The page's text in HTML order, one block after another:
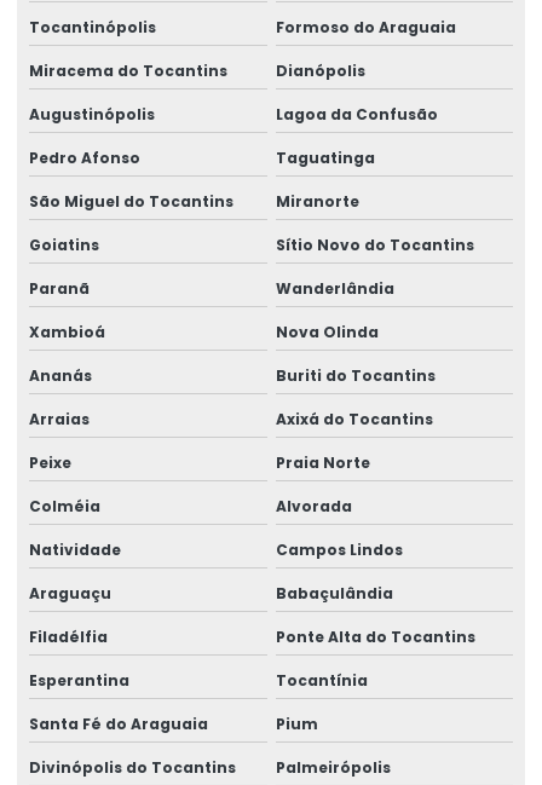
Talha Elétrica Para Elevação De Carga
Talhas Elétricas Amazonia E Região Norte
Talhas Elétricas Para Movimentação De Cargas
Venda De Braço Giratório Brevil
Venda De Carros De Transferência No Pará
Tocantinópolis Formoso do Araguaia
Miracema do Tocantins Dianópolis
Augustinópolis Lagoa da Confusão
Pedro Afonso Taguatinga
São Miguel do Tocantins Miranorte
Goiatins Sítio Novo do Tocantins
Paranã Wanderlândia
Xambioá Nova Olinda
Ananás Buriti do Tocantins
Arraias Axixá do Tocantins
Peixe Praia Norte
Colméia Alvorada
Natividade Campos Lindos
Araguaçu Babaçulândia
Filadélfia Ponte Alta do Tocantins
Esperantina Tocantínia
Santa Fé do Araguaia Pium
Divinópolis do Tocantins Palmeirópolis